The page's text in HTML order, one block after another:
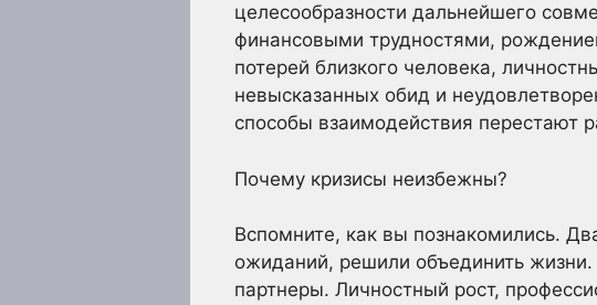
целесообразности дальнейшего
финансовыми трудностями,
потерей близкого человека,
невысказанных обид и
способы взаимодействия перестают
Почему кризисы неизбежны?
Вспомните, как вы познакомились.
ожиданий, решили объединить
партнеры. Личностный рост,